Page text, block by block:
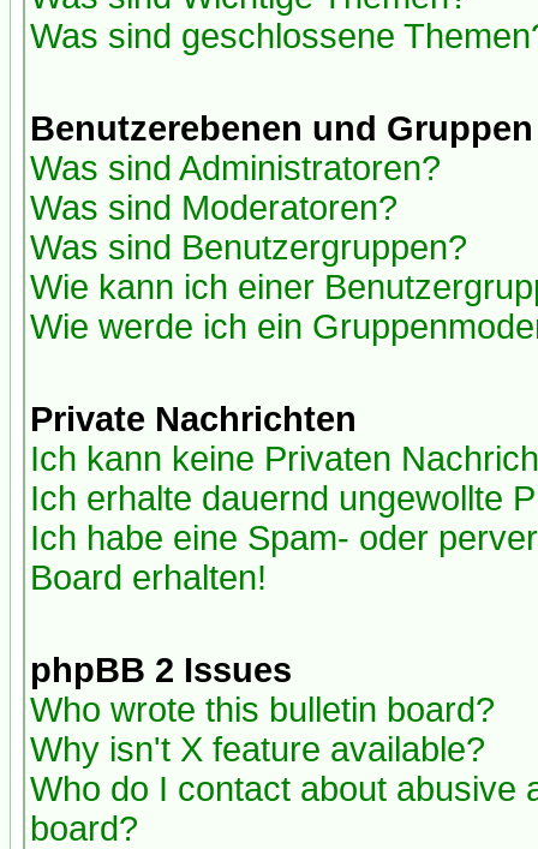
Was sind geschlossene
Benutzerebenen und Gruppen
Was sind Administratoren?
Was sind Moderatoren?
Was sind Benutzergruppen?
Wie kann ich einer
Wie werde ich ein
Private Nachrichten
Ich kann keine Privaten
Ich erhalte dauernd ungewollte
Ich habe eine Spam- oder
Board erhalten!
phpBB 2 Issues
Who wrote this bulletin board?
Why isn't X feature available?
Who do I contact about abusive
board?